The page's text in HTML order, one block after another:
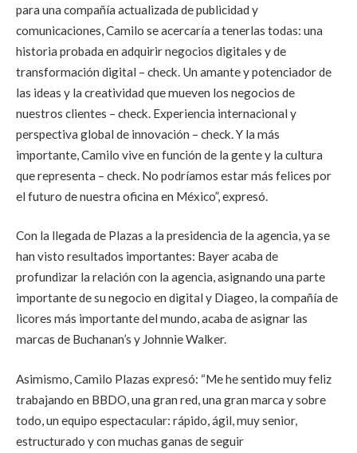
para una compañía actualizada de publicidad y
comunicaciones, Camilo se acercaría a tenerlas todas: una
historia probada en adquirir negocios digitales y de
transformación digital – check. Un amante y potenciador de
las ideas y la creatividad que mueven los negocios de
nuestros clientes – check. Experiencia internacional y
perspectiva global de innovación – check. Y la más
importante, Camilo vive en función de la gente y la cultura
que representa – check. No podríamos estar más felices por
el futuro de nuestra oficina en México”, expresó.
Con la llegada de Plazas a la presidencia de la agencia, ya se
han visto resultados importantes: Bayer acaba de
profundizar la relación con la agencia, asignando una parte
importante de su negocio en digital y Diageo, la compañía de
licores más importante del mundo, acaba de asignar las
marcas de Buchanan’s y Johnnie Walker.
Asimismo, Camilo Plazas expresó: “Me he sentido muy feliz
trabajando en BBDO, una gran red, una gran marca y sobre
todo, un equipo espectacular: rápido, ágil, muy senior,
estructurado y con muchas ganas de seguir